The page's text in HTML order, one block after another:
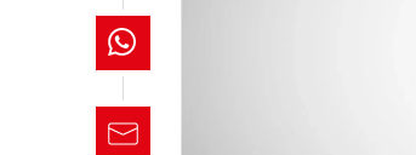
lacapitalenews.it